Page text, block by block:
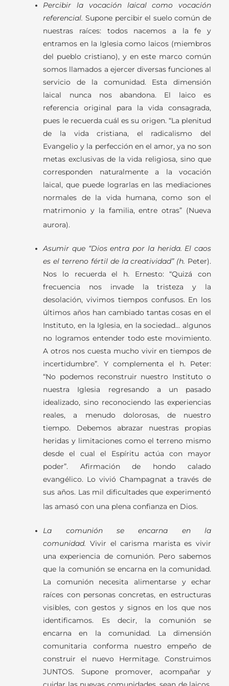
Percibir la vocación laical como vocación
referencial. Supone percibir el suelo común de
nuestras raíces: todos nacemos a la fe y
entramos en la Iglesia como laicos (miembros
del pueblo cristiano), y en este marco común
somos llamados a ejercer diversas funciones al
servicio de la comunidad. Esta dimensión
laical nunca nos abandona. El laico es
referencia original para la vida consagrada,
pues le recuerda cuál es su origen. “La plenitud
de la vida cristiana, el radicalismo del
Evangelio y la perfección en el amor, ya no son
metas exclusivas de la vida religiosa, sino que
corresponden naturalmente a la vocación
laical, que puede lograrlas en las mediaciones
normales de la vida humana, como son el
matrimonio y la familia, entre otras” (Nueva
aurora).
Asumir que “Dios entra por la herida. El caos
es el terreno fértil de la creatividad” (h. Peter).
Nos lo recuerda el h. Ernesto: “Quizá con
frecuencia nos invade la tristeza y la
desolación, vivimos tiempos confusos. En los
últimos años han cambiado tantas cosas en el
Instituto, en la Iglesia, en la sociedad… algunos
no logramos entender todo este movimiento.
A otros nos cuesta mucho viviren tiempos de
incertidumbre”. Y complementa el h. Peter:
“No podemos reconstruir nuestro Instituto o
nuestra Iglesia regresando a un pasado
idealizado, sino reconociendo las experiencias
reales, a menudo dolorosas, de nuestro
tiempo. Debemos abrazar nuestras propias
heridas y limitaciones como el terreno mismo
desde el cual el Espíritu actúa con mayor
poder”. Afirmación de hondo calado
evangélico. Lo vivió Champagnat a través de
sus años. Las mil dificultades que experimentó
las amasó con una plena confianza en Dios.
La comunión se encarna en la
comunidad. Vivir el carisma marista es vivir
una experiencia de comunión. Pero sabemos
que la comunión se encarna en la comunidad.
La comunión necesita alimentarse y echar
raíces con personas concretas, en estructuras
visibles, con gestos y signos en los que nos
identificamos. Es decir, la comunión se
encarna en la comunidad. La dimensión
comunitaria conforma nuestro empeño de
construir el nuevo Hermitage. Construimos
JUNTOS. Supone promover, acompañar y
cuidar las nuevas comunidades, sean de laicos,